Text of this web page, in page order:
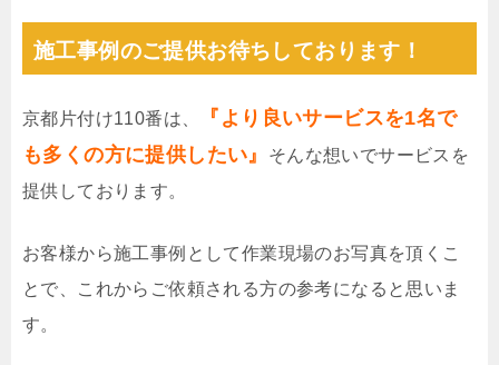
施工事例のご提供お待ちしております！
京都片付け110番は、
『より良いサービスを1名で
も多くの方に提供したい』
そんな想いでサービスを
提供しております。
お客様から施工事例として作業現場のお写真を頂くこ
とで、これからご依頼される方の参考になると思いま
す。